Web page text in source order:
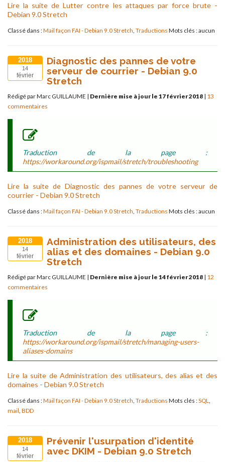
Lire la suite de Lutter contre les attaques par force brute -
Debian 9.0 Stretch
Classé dans :Mail façon FAI - Debian 9.0 Stretch Traductions Mots clés : aucun
2018
14
février
Diagnostic des pannes de votre
serveur de courrier - Debian 9.0
Stretch
Rédigé par Marc GUILLAUME | Dernière mise à jour le 17 février 2018 | 13
commentaires
Traduction de la page :
https://workaround.org/ispmail/stretch/troubleshooting
Lire la suite de Diagnostic des pannes de votre serveur de
courrier - Debian 9.0 Stretch
Classé dans :Mail façon FAI - Debian 9.0 Stretch Traductions Mots clés : aucun
2018
14
février
Administration des utilisateurs, des
alias et des domaines - Debian 9.0
Stretch
Rédigé par Marc GUILLAUME | Dernière mise à jour le 14 février 2018 | 12
commentaires
Traduction de la page :
https://workaround.org/ispmail/stretch/managing-users-
aliases-domains
Lire la suite de Administration des utilisateurs, des alias et des
domaines - Debian 9.0 Stretch
Classé dans :Mail façon FAI - Debian 9.0 Stretch, Traductions Mots clés :SQL,
mail, BDD
2018
14
février
Prévenir l'usurpation d'identité
avec DKIM - Debian 9.0 Stretch